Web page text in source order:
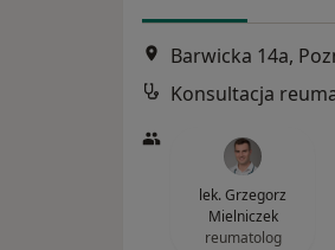
Barwicka 14a,
Konsultacja
lek. Grzegorz
Mielniczek
reumatolog